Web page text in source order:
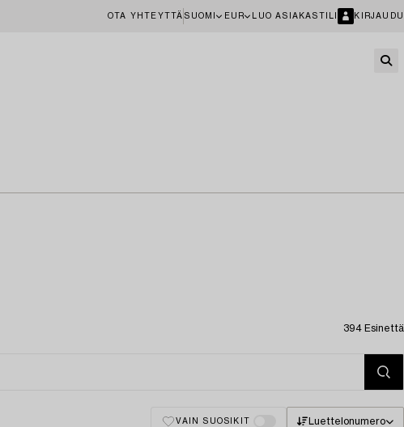
OTA YHTEYTTÄ SUOMI EUR LUO ASIAKASTILI KIRJAUDU
394 Esinettä
VAIN SUOSIKIT Luettelonumero